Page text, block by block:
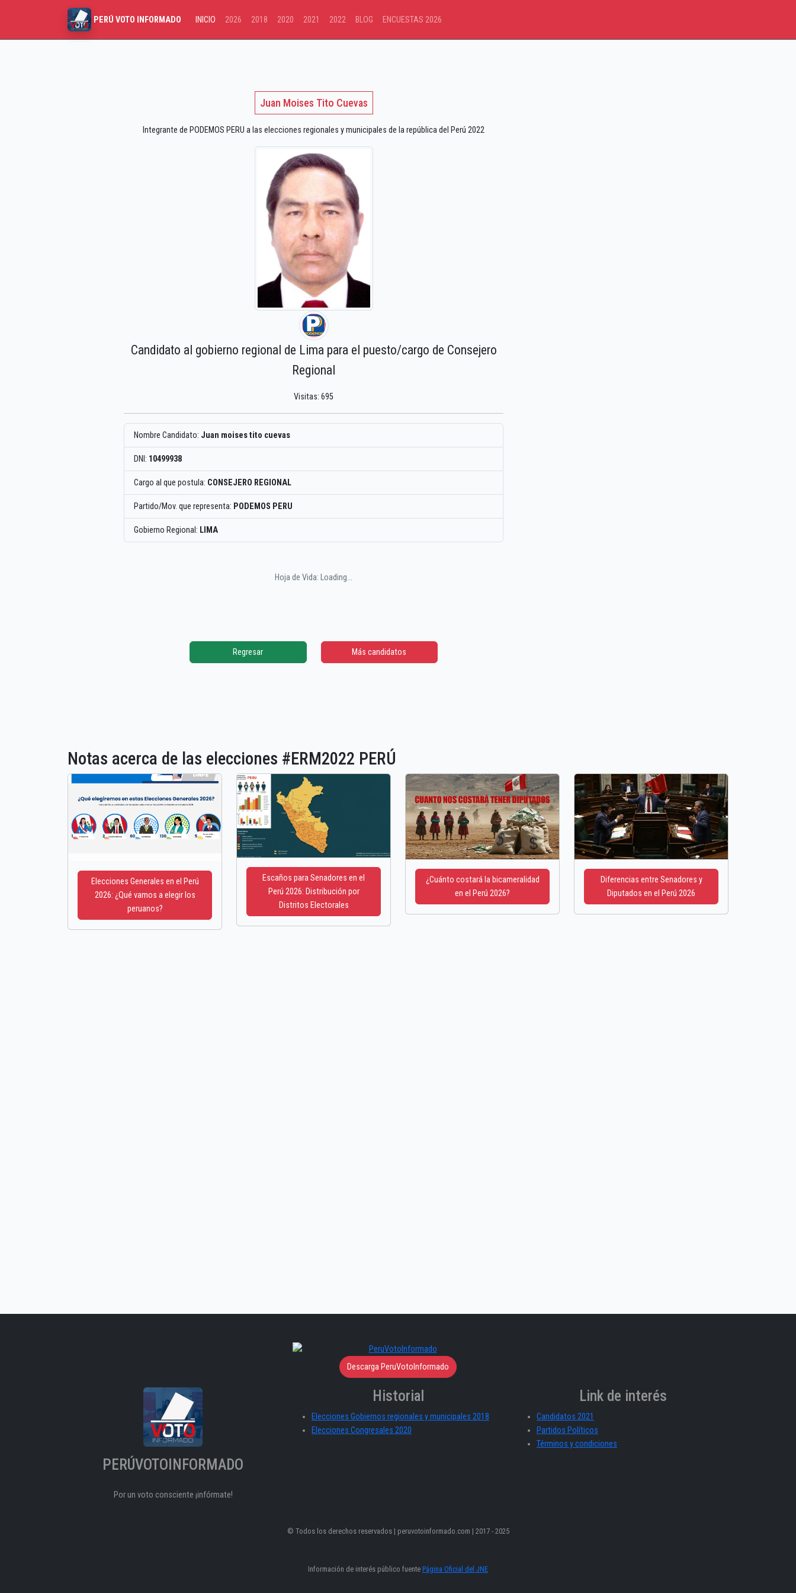
PERÚ VOTO INFORMADO INICIO 2026 2018 2020 2021 2022 BLOG ENCUESTAS 2026
Juan Moises Tito Cuevas
Integrante de PODEMOS PERU a las elecciones regionales y municipales de la república del Perú 2022
Candidato al gobierno regional de Lima para el puesto/cargo de Consejero
Regional
Visitas: 695
Nombre Candidato: Juan moises tito cuevas
DNI: 10499938
Cargo al que postula: CONSEJERO REGIONAL
Partido/Mov. que representa: PODEMOS PERU
Gobierno Regional: LIMA
Hoja de Vida: Loading...
Regresar Más candidatos
Notas acerca de las elecciones #ERM2022 PERÚ
Elecciones Generales en el Perú
2026: ¿Qué vamos a elegir los
peruanos?
Escaños para Senadores en el
Perú 2026: Distribución por
Distritos Electorales
¿Cuánto costará la bicameralidad
en el Perú 2026?
Diferencias entre Senadores y
Diputados en el Perú 2026
Descarga PeruVotoInformado
PERÚVOTOINFORMADO
Por un voto consciente ¡infórmate!
Historial
Elecciones Gobiernos regionales y municipales 2018
Elecciones Congresales 2020
Link de interés
Candidatos 2021
Partidos Políticos
Términos y condiciones
© Todos los derechos reservados | peruvotoinformado.com | 2017 - 2025
Información de interés público fuente Página Oficial del JNE